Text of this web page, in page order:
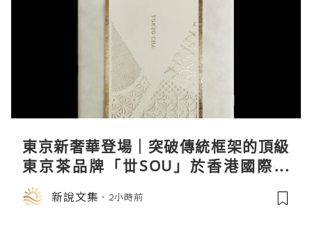
東京新奢華登場｜突破傳統框架的頂級
東京茶品牌「丗SOU」於香港國際茶
展首度亮相
新說文集 2小時前